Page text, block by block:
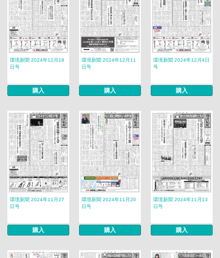
環境新聞 2024年12月18
日号
購入
環境新聞 2024年12月11
日号
購入
環境新聞 2024年12月4日
号
購入
環境新聞 2024年11月27
日号
購入
環境新聞 2024年11月20
日号
購入
環境新聞 2024年11月13
日号
購入